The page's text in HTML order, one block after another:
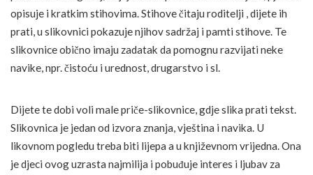
opisuje i kratkim stihovima. Stihove čitaju roditelji , dijete ih
prati, u slikovnici pokazuje njihov sadržaj i pamti stihove. Te
slikovnice obično imaju zadatak da pomognu razvijati neke
navike, npr. čistoću i urednost, drugarstvo i sl.
Dijete te dobi voli male priče-slikovnice, gdje slika prati tekst.
Slikovnica je jedan od izvora znanja, vještina i navika. U
likovnom pogledu treba biti lijepa a u književnom vrijedna. Ona
je djeci ovog uzrasta najmilija i pobuđuje interes i ljubav za